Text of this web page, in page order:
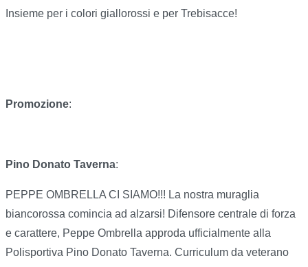
Insieme per i colori giallorossi e per Trebisacce!
Promozione:
Pino Donato Taverna:
PEPPE OMBRELLA CI SIAMO!!! La nostra muraglia
biancorossa comincia ad alzarsi! Difensore centrale di forza
e carattere, Peppe Ombrella approda ufficialmente alla
Polisportiva Pino Donato Taverna. Curriculum da veterano